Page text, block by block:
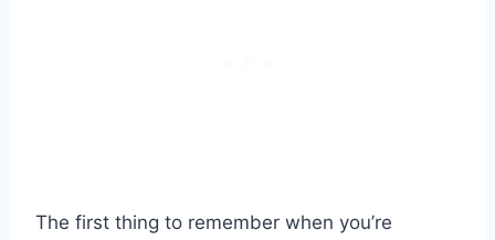
The first thing to remember when you’re